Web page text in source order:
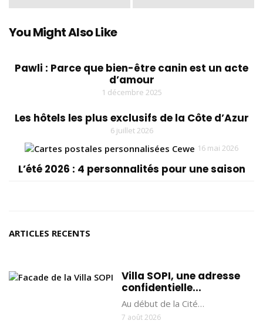
You Might Also Like
Pawli : Parce que bien-être canin est un acte
d’amour
1 décembre 2025
Les hôtels les plus exclusifs de la Côte d’Azur
6 juillet 2026
L’été 2026 : 4 personnalités pour une saison
16 mai 2026
ARTICLES RECENTS
Villa SOPI, une adresse
confidentielle...
Au début de la Cité…
7 août 2026